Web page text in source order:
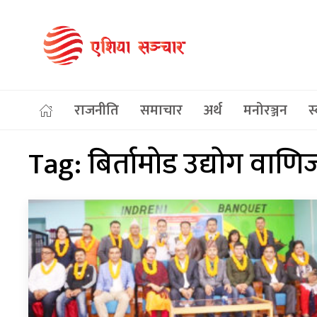
राजनीति समाचार अर्थ मनोरञ्जन
Tag:बिर्तामोड उद्योग